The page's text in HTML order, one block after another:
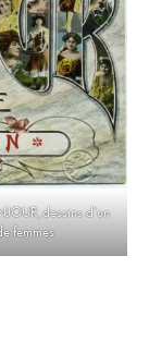
d’un
femmes.